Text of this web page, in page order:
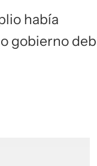
había
gobierno